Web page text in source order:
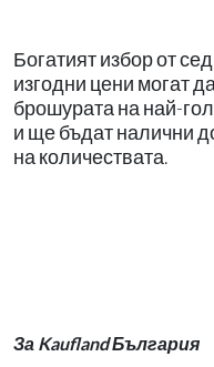
Богатият избор от
изгодни цени могат
брошурата на най-
и ще бъдат налични
на количествата.
За Kaufland България